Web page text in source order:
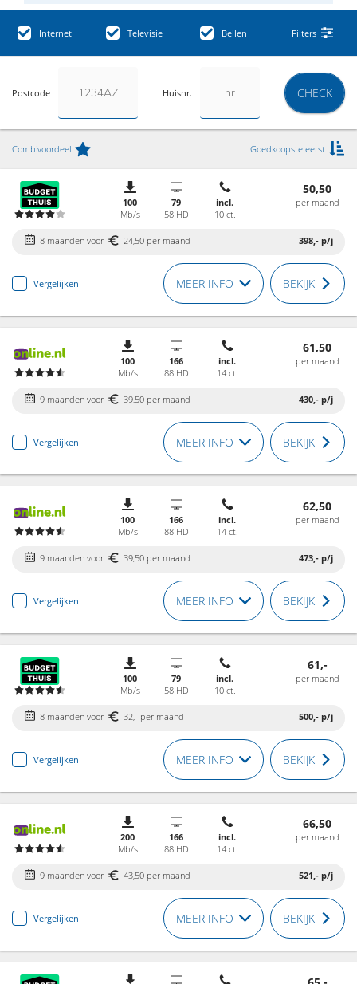
Internet Televisie Bellen Filters
Postcode Huisnr. CHECK
Combivoordeel Goedkoopste eerst
100
Mb/s
79
58 HD
incl.
10 ct.
50,50
per maand
8 maanden voor 24,50 per maand 398,- p/j
Vergelijken MEER INFO BEKIJK
100
Mb/s
166
88 HD
incl.
14 ct.
61,50
per maand
9 maanden voor 39,50 per maand 430,- p/j
Vergelijken MEER INFO BEKIJK
100
Mb/s
166
88 HD
incl.
14 ct.
62,50
per maand
9 maanden voor 39,50 per maand 473,- p/j
Vergelijken MEER INFO BEKIJK
100
Mb/s
79
58 HD
incl.
10 ct.
61,-
per maand
8 maanden voor 32,- per maand 500,- p/j
Vergelijken MEER INFO BEKIJK
200
Mb/s
166
88 HD
incl.
14 ct.
66,50
per maand
9 maanden voor 43,50 per maand 521,- p/j
Vergelijken MEER INFO BEKIJK